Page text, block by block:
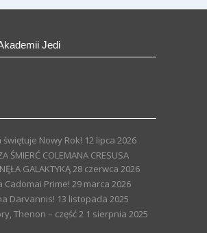
Jedi
Nowy Rok! 12 lipca 2026
ŚMIERĆ COLEMANA CRESUSA
GALAKTYKĄ28 czerwca 2026
Cadomai Prime! 29 marca 2026
Darvannis! 13 listopada 2025
Thenon – część 2 1 sierpnia 2025